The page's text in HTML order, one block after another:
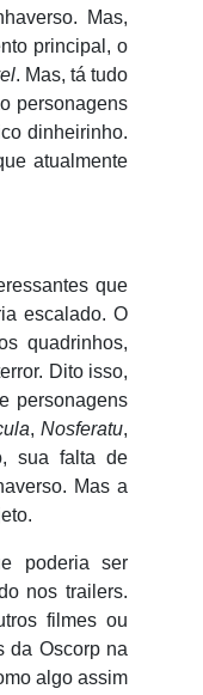
Mas,
principal, o
. Mas, tá tudo
personagens
dinheirinho.
atualmente
que
escalado. O
quadrinhos,
Dito isso,
personagens
, Nosferatu,
sua falta de
Mas a
poderia ser
nos trailers.
filmes ou
da Oscorp na
algo assim